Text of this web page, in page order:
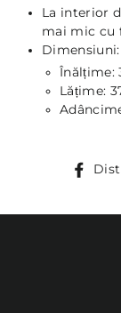
La interior
mai mic cu
Dimensiuni:
Înălțime:
Lățime: